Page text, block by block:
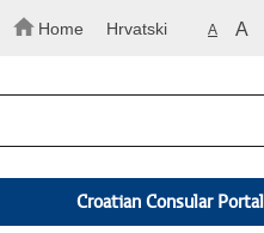
Home Hrvatski A A
Croatian Consular Portal